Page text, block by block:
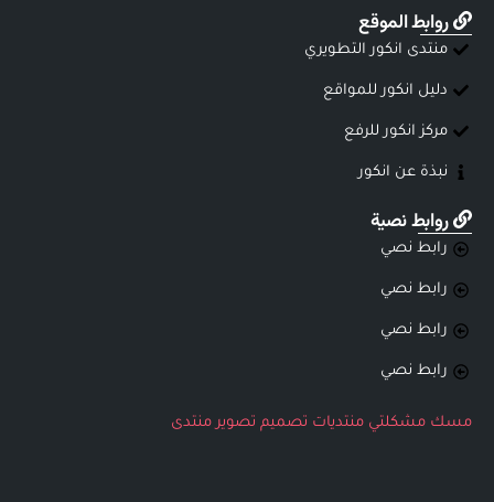
روابط الموقع
منتدى انكور التطويري
دليل انكور للمواقع
مركز انكور للرفع
نبذة عن انكور
روابط نصية
رابط نصي
رابط نصي
رابط نصي
رابط نصي
مسك مشكلتي منتديات تصميم تصوير منتدى